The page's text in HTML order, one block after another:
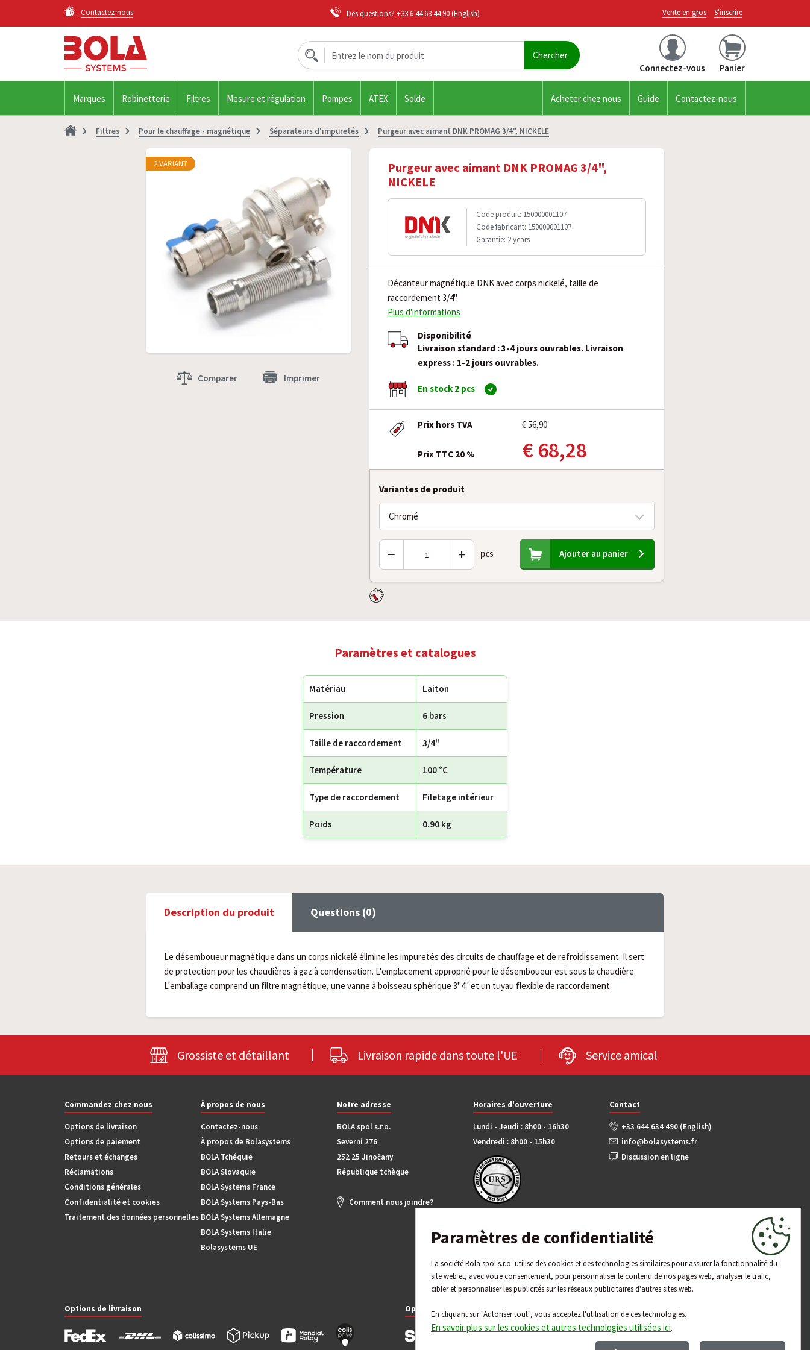
Paramètres de confidentialité
La société Bola spol s.r.o. utilise des cookies et des technologies similaires pour assurer la fonctionnalité du
site web et, avec votre consentement, pour personnaliser le contenu de nos pages web, analyser le trafic,
cibler et personnaliser les publicités sur les réseaux publicitaires d'autres sites web.
En cliquant sur "Autoriser tout", vous acceptez l'utilisation de ces technologies.
En savoir plus sur les cookies et autres technologies utilisées ici.
Contactez-nous Des questions? +33 6 44 63 44 90(English) Vente en gros S'inscrire
Connectez-vous Panier
Marques Robinetterie Filtres Mesure et régulation Pompes ATEX Solde Acheter chez nous Guide Contactez-nous
Filtres Pour le chauffage - magnétique Séparateurs d'impuretés Purgeur avec aimant DNK PROMAG 3/4", NICKELE
2 VARIANT
Comparer Imprimer
Purgeur avec aimant DNK PROMAG 3/4",
NICKELE
Code produit: 150000001107
Code fabricant: 150000001107
Garantie: 2 years
Décanteur magnétique DNK avec corps nickelé, taille de
raccordement 3/4".
Plus d'informations
Disponibilité
Livraison standard : 3-4 jours ouvrables. Livraison
express : 1-2 jours ouvrables.
En stock 2 pcs
Prix hors TVA € 56,90
Prix TTC 20 % € 68,28
Variantes de produit
Chromé
pcs
− + Ajouter au panier
Paramètres et catalogues
Matériau Laiton
Pression 6 bars
Taille de raccordement 3/4"
Température 100 °C
Type de raccordement Filetage intérieur
Poids 0.90 kg
Description du produit Questions (0)
Le désemboueur magnétique dans un corps nickelé élimine les impuretés des circuits de chauffage et de refroidissement. Il sert
de protection pour les chaudières à gaz à condensation. L'emplacement approprié pour le désemboueur est sous la chaudière.
L'emballage comprend un filtre magnétique, une vanne à boisseau sphérique 3"4" et un tuyau flexible de raccordement.
Grossiste et détaillant Livraison rapide dans toute l'UE Service amical
Commandez chez nous
Options de livraison
Options de paiement
Retours et échanges
Réclamations
Conditions générales
Confidentialité et cookies
Traitement des données personnelles
À propos de nous
Contactez-nous
À propos de Bolasystems
BOLA Tchéquie
BOLA Slovaquie
BOLA Systems France
BOLA Systems Pays-Bas
BOLA Systems Allemagne
BOLA Systems Italie
Bolasystems UE
Notre adresse
BOLA spol s.r.o.
Severní 276
252 25 Jinočany
République tchèque
Comment nous joindre?
Horaires d'ouverture
Lundi - Jeudi : 8h00 - 16h30
Vendredi : 8h00 - 15h30
Contact
+33 644 634 490 (English)
info@bolasystems.fr
Discussion en ligne
Options de livraison Options de paiement